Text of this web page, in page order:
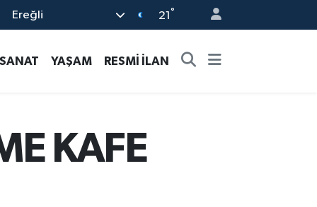
Ereğli 21 °
YAŞAM RESMİ İLAN
KAFE